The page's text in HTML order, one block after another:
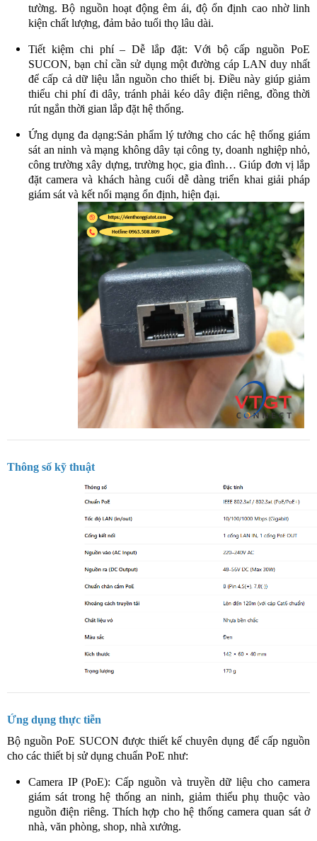
tường. Bộ nguồn hoạt động êm ái, độ ổn định cao nhờ linh
kiện chất lượng, đảm bảo tuổi thọ lâu dài.
Tiết kiệm chi phí – Dễ lắp đặt: Với bộ cấp nguồn PoE
SUCON, bạn chỉ cần sử dụng một đường cáp LAN duy nhất
để cấp cả dữ liệu lẫn nguồn cho thiết bị. Điều này giúp giảm
thiểu chi phí đi dây, tránh phải kéo dây điện riêng, đồng thời
rút ngắn thời gian lắp đặt hệ thống.
Ứng dụng đa dạng:Sản phẩm lý tưởng cho các hệ thống giám
sát an ninh và mạng không dây tại công ty, doanh nghiệp nhỏ,
công trường xây dựng, trường học, gia đình… Giúp đơn vị lắp
đặt camera và khách hàng cuối dễ dàng triển khai giải pháp
giám sát và kết nối mạng ổn định, hiện đại.
Thông số kỹ thuật
Ứng dụng thực tiễn
Bộ nguồn PoE SUCON được thiết kế chuyên dụng để cấp nguồn
cho các thiết bị sử dụng chuẩn PoE như:
Camera IP (PoE): Cấp nguồn và truyền dữ liệu cho camera
giám sát trong hệ thống an ninh, giảm thiểu phụ thuộc vào
nguồn điện riêng. Thích hợp cho hệ thống camera quan sát ở
nhà, văn phòng, shop, nhà xưởng.